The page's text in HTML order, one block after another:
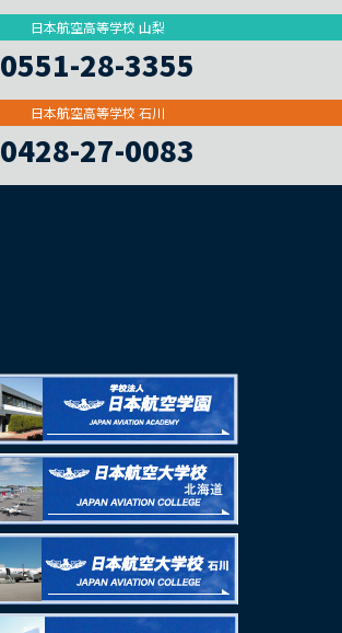
日本航空高等学校 山梨
0551-28-3355
日本航空高等学校 石川
0428-27-0083